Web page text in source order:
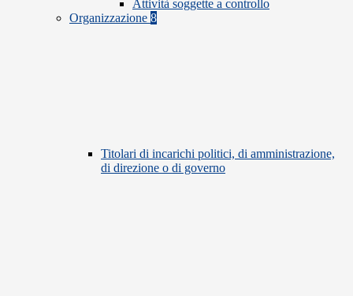
Attività soggette a controllo
Organizzazione 8
Titolari di incarichi politici, di amministrazione,
di direzione o di governo